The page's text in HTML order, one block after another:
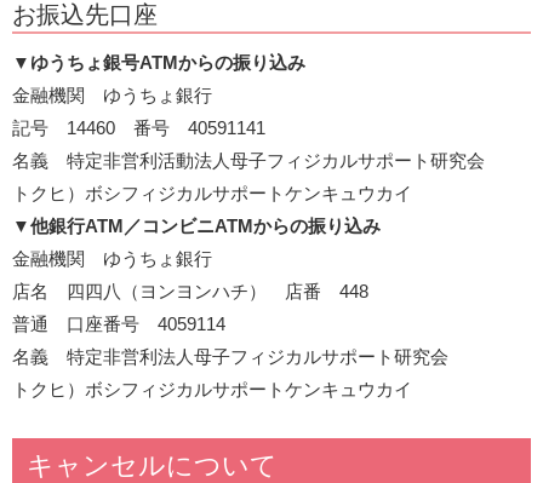
お振込先口座
▼ ゆうちょ銀号ATMからの振り込み
金融機関 ゆうちょ銀行
記号 14460 番号 40591141
名義 特定非営利活動法人母子フィジカルサポート研究会
トクヒ）ボシフィジカルサポートケンキュウカイ
▼他銀行ATM／コンビニATMからの振り込み
金融機関 ゆうちょ銀行
店名 四四八（ヨンヨンハチ） 店番 448
普通 口座番号 4059114
名義 特定非営利法人母子フィジカルサポート研究会
トクヒ）ボシフィジカルサポートケンキュウカイ
キャンセルについて